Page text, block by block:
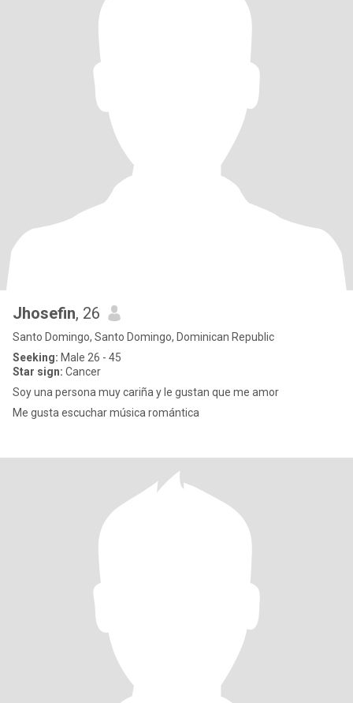
Jhosefin, 26
Santo Domingo, Santo Domingo, Dominican Republic
Seeking: Male 26 - 45
Star sign: Cancer
Soy una persona muy cariña y le gustan que me amor
Me gusta escuchar música romántica